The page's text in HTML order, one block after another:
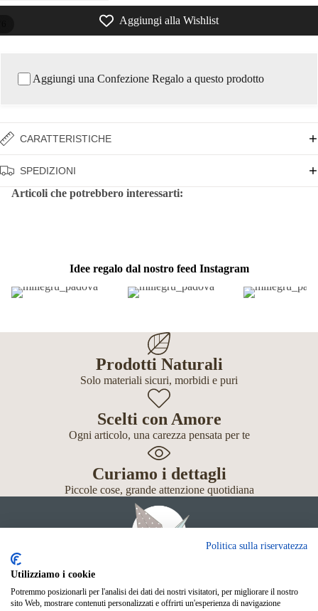
Aggiungi alla Wishlist
Aggiungi una Confezione Regalo a questo prodotto
CARATTERISTICHE
SPEDIZIONI
Articoli che potrebbero interessarti:
Idee regalo dal nostro feed Instagram
Prodotti Naturali
Solo materiali sicuri, morbidi e puri
Scelti con Amore
Ogni articolo, una carezza pensata per te
Curiamo i dettagli
Piccole cose, grande attenzione quotidiana
Giochi
Politica sulla riservatezza
Utilizziamo i cookie
Potremmo posizionarli per l'analisi dei dati dei nostri visitatori, per migliorare il nostro
sito Web, mostrare contenuti personalizzati e offrirti un'esperienza di navigazione